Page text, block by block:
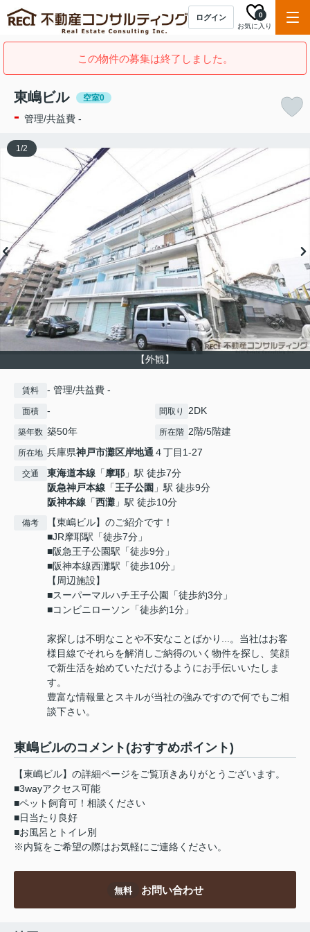
ログイン
お気に入り
0
この物件の募集は終了しました。
東嶋ビル 空室0
- 管理/共益費 -
【外観】
1/2
賃料 - 管理/共益費 -
面積 - 間取り 2DK
築年数 築50年 所在階 2階/5階建
所在地 兵庫県神戸市灘区岸地通４丁目1-27
交通 東海道本線 「摩耶 」駅 徒歩7分
阪急神戸本線 「王子公園 」駅 徒歩9分
阪神本線 「西灘 」駅 徒歩10分
備考
【東嶋ビル】のご紹介です！
■JR摩耶駅「徒歩7分」
■阪急王子公園駅「徒歩9分」
■阪神本線西灘駅「徒歩10分」
【周辺施設】
■スーパーマルハチ王子公園「徒歩約3分」
■コンビニローソン「徒歩約1分」
家探しは不明なことや不安なことばかり...。当社はお客
様目線でそれらを解消しご納得のいく物件を探し、笑顔
で新生活を始めていただけるようにお手伝いいたしま
す。
豊富な情報量とスキルが当社の強みですので何でもご相
談下さい。
東嶋ビルのコメント(おすすめポイント)
【東嶋ビル】の詳細ページをご覧頂きありがとうございます。
■3wayアクセス可能
■ペット飼育可！相談ください
■日当たり良好
■お風呂とトイレ別
※内覧をご希望の際はお気軽にご連絡ください。
無料 お問い合わせ